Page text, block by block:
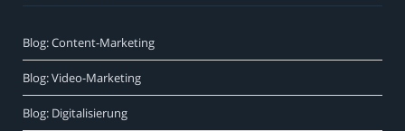
Blog: Content-Marketing
Blog: Video-Marketing
Blog: Digitalisierung